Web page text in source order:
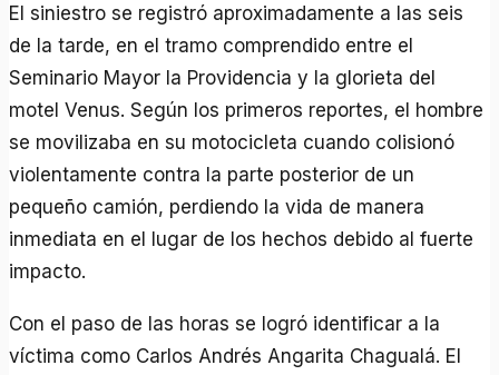
El siniestro se registró aproximadamente a las seis
de la tarde, en el tramo comprendido entre el
Seminario Mayor la Providencia y la glorieta del
motel Venus. Según los primeros reportes, el hombre
se movilizaba en su motocicleta cuando colisionó
violentamente contra la parte posterior de un
pequeño camión, perdiendo la vida de manera
inmediata en el lugar de los hechos debido al fuerte
impacto.
Con el paso de las horas se logró identificar a la
víctima como Carlos Andrés Angarita Chagualá. El